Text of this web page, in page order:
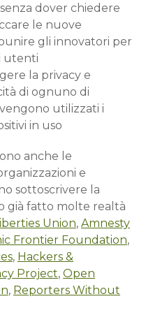
dover chiedere
le nuove
gli innovatori per
utenti
la privacy e
di ognuno di
utilizzati i
in uso
anche le
e
sottoscrivere la
già fatto molte realtà
Union, Amnesty
Frontier Foundation,
, Hackers &
Project, Open
, Reporters Without